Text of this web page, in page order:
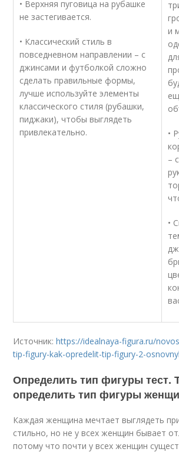
• Верхняя пуговица на рубашке
не застегивается.
• Классический стиль в
повседневном направлении – с
джинсами и футболкой сложно
сделать правильные формы,
лучше используйте элементы
классического стиля (рубашки,
пиджаки), чтобы выглядеть
привлекательно.
и
•
–
•
Источник:https://idealnaya-figura.ru/
tip-figury-kak-opredelit-tip-figury-2-
Определить тип фигуры тест.
определить тип фигуры
Каждая женщина мечтает выглядеть
стильно, но не у всех женщин бывает
потому что почти у всех женщин